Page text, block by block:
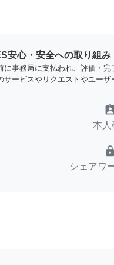
安心・安全への取り組み
に事務局に支払われ、評価・
サービスやリクエストやユーザ
本人
lock
シェアワ